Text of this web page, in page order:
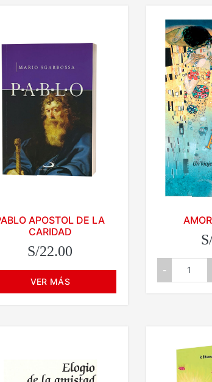
APOSTOL DE LA
CARIDAD
S/22.00
VER MÁS
-